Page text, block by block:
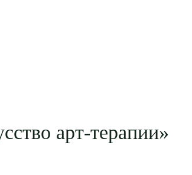
арт-терапии»